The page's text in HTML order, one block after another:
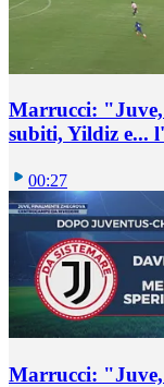
Marrucci: "Juve,
subiti, Yildiz e...
00:27
Marrucci: "Juve,